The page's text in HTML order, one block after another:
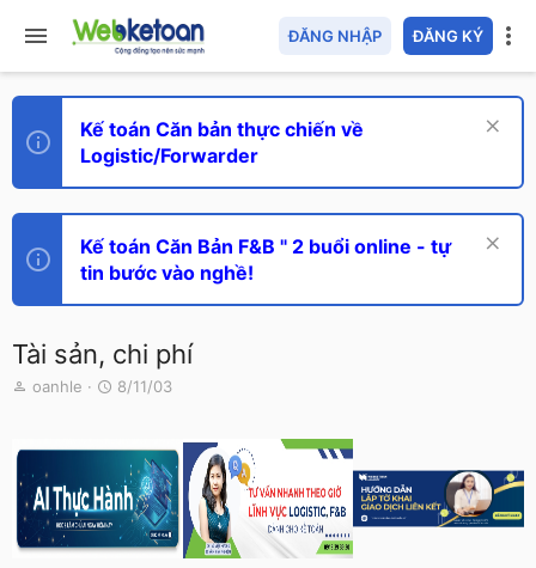
ĐĂNG NHẬP ĐĂNG KÝ
Kế toán Căn bản thực chiến về
Logistic/Forwarder
Kế toán Căn Bản F&B " 2 buổi online - tự
tin bước vào nghề!
Tài sản, chi phí
T
e
a
d
s
a
oanhle
N
y
ử
i
8/11/03